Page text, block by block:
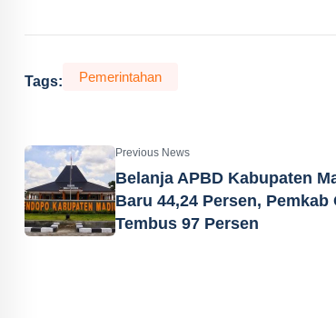
Tags: Pemerintahan
Previous News
Belanja APBD Kabupaten
Baru 44,24 Persen,
Tembus 97 Persen